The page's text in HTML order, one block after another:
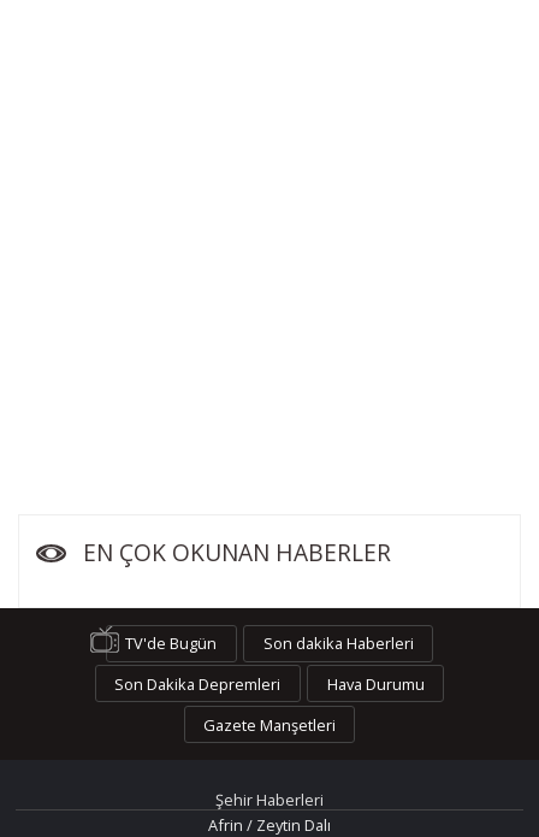
EN ÇOK OKUNAN HABERLER
TV'de Bugün
Son dakika Haberleri
Son Dakika Depremleri
Hava Durumu
Gazete Manşetleri
Şehir Haberleri
Afrin / Zeytin Dalı